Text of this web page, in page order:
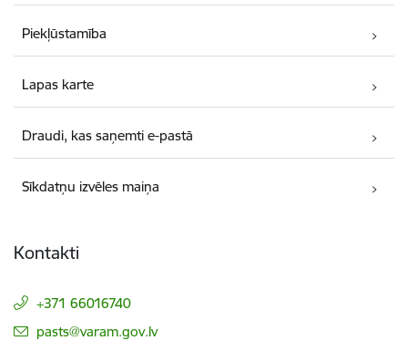
Piekļūstamība
Lapas karte
Draudi, kas saņemti e-pastā
Sīkdatņu izvēles maiņa
Kontakti
+371 66016740
E-pasts:
pasts@varam.gov.lv